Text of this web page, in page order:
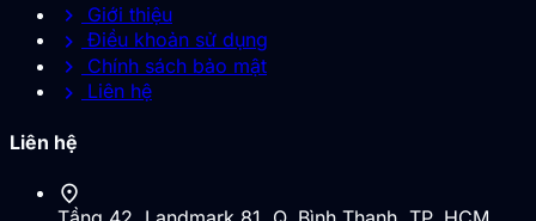
chevron_right Giới thiệu
chevron_right Điều khoản sử dụng
chevron_right Chính sách bảo mật
chevron_right Liên hệ
Liên hệ
location_on